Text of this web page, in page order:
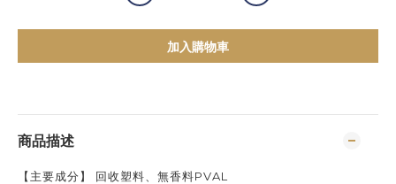
加入購物車
商品描述
【主要成分】 回收塑料、無香料PVAL